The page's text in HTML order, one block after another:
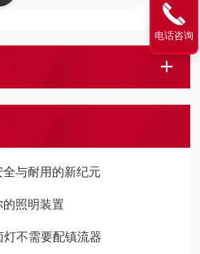
与耐用的新纪元
照明装置
不需要配镇流器
电话咨询